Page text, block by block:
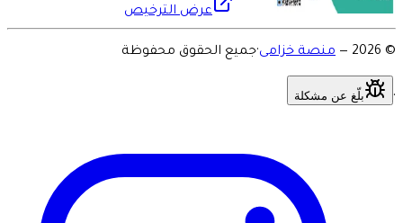
عرض الترخيص
©
2026
— منصة خزامى·جميع الحقوق محفوظة
· بلّغ عن مشكلة